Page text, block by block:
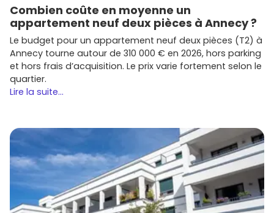
Combien coûte en moyenne un
appartement neuf deux pièces à Annecy ?
Le budget pour un appartement neuf deux pièces (T2) à
Annecy tourne autour de 310 000 € en 2026, hors parking
et hors frais d’acquisition. Le prix varie fortement selon le
quartier.
Lire la suite...